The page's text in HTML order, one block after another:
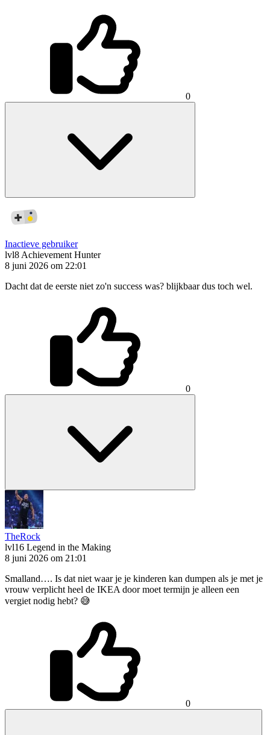
0
Inactieve gebruiker
lvl8 Achievement Hunter
8 juni 2026 om 22:01
Dacht dat de eerste niet zo'n success was? blijkbaar dus toch wel.
0
TheRock
lvl16 Legend in the Making
8 juni 2026 om 21:01
Smalland…. Is dat niet waar je je kinderen kan dumpen als je met je
vrouw verplicht heel de IKEA door moet termijn je alleen een
vergiet nodig hebt? 😅
0